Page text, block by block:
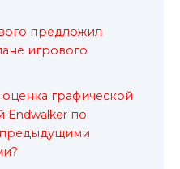
предложил
игрового
оценка графической
Endwalker по